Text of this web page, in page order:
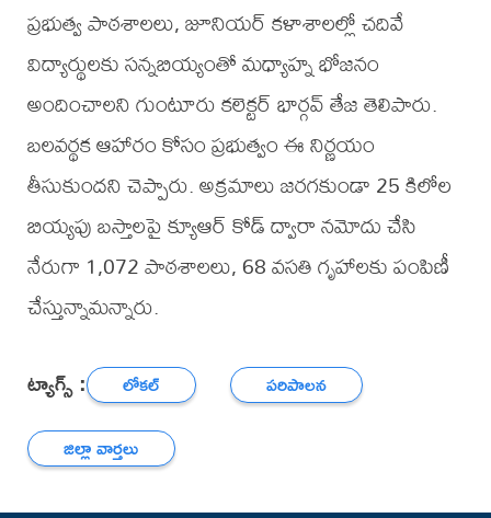
ప్రభుత్వ పాఠశాలలు, జూనియర్ కళాశాలల్లో చదివే
విద్యార్థులకు సన్నబియ్యంతో మధ్యాహ్న భోజనం
అందించాలని గుంటూరు కలెక్టర్ భార్గవ్ తేజ తెలిపారు.
బలవర్థక ఆహారం కోసం ప్రభుత్వం ఈ నిర్ణయం
తీసుకుందని చెప్పారు. అక్రమాలు జరగకుండా 25 కిలోల
బియ్యపు బస్తాలపై క్యూఆర్ కోడ్ ద్వారా నమోదు చేసి
నేరుగా 1,072 పాఠశాలలు, 68 వసతి గృహాలకు పంపిణీ
చేస్తున్నామన్నారు.
ట్యాగ్స్ : లోకల్
పరిపాలన
జిల్లా వార్తలు